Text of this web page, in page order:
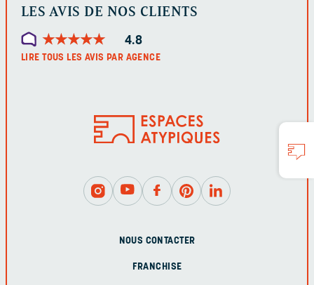
LES AVIS DE NOS CLIENTS
★★★★★
★★★★★ 4.8
LIRE TOUS LES AVIS PAR AGENCE
NOUS CONTACTER
FRANCHISE